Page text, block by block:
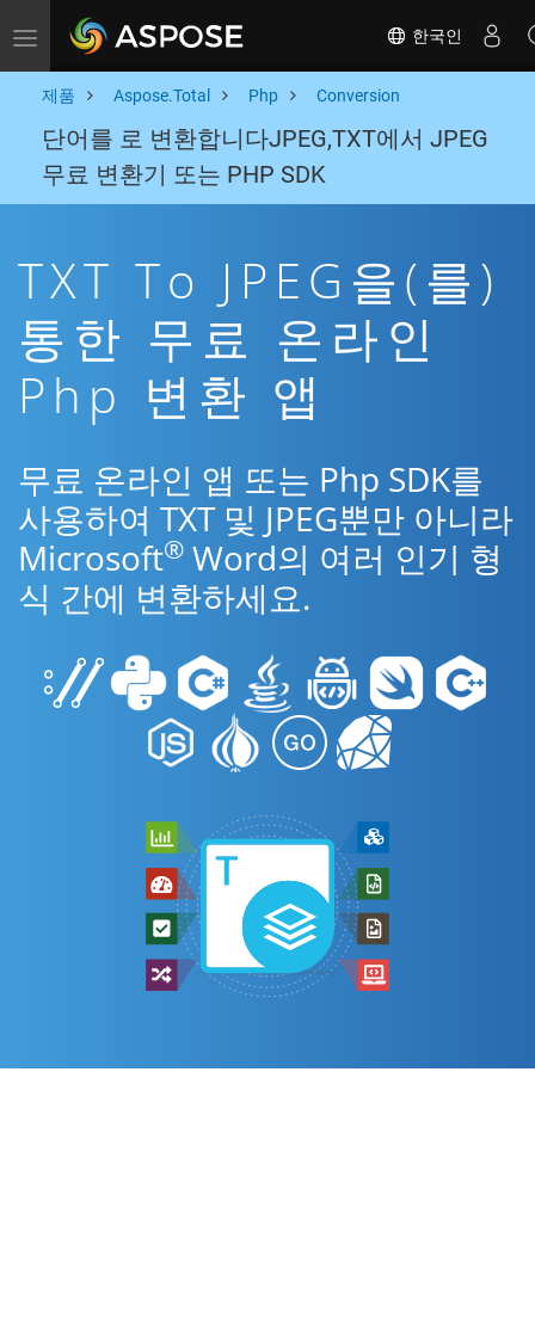
Toggle navigation 한국인
제품 Aspose.Total Php Conversion
단어를 로 변환합니다JPEG,TXT에서 JPEG
무료 변환기 또는 PHP SDK
TXT To JPEG을(를)
통한 무료 온라인
Php 변환 앱
무료 온라인 앱 또는 Php SDK를
사용하여 TXT 및 JPEG뿐만 아니라
Microsoft® Word의 여러 인기 형
식 간에 변환하세요.